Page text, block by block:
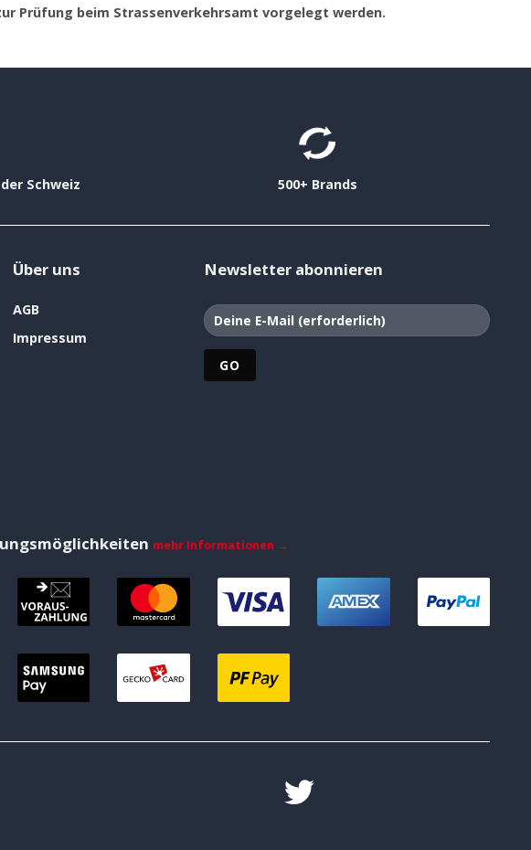
Prüfung beim Strassenverkehrsamt vorgelegt werden.
Schweiz 500+ Brands
Über uns
AGB
Impressum
Newsletter abonnieren
mehr Informationen →